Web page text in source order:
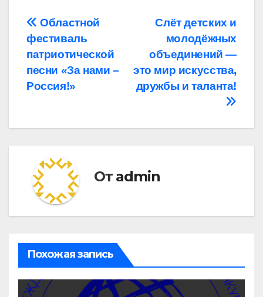
Навигация
по
записям
Слёт детских и
молодёжных
объединений —
это мир искусства,
дружбы и таланта!
Областной
фестиваль
патриотической
песни «За нами –
Россия!»
От admin
Похожая запись